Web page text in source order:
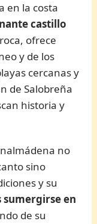
en la costa
castillo
ofrece
y de los
cercanas y
de Salobreña
historia y
no
sino
y su
sumergirse en
de su